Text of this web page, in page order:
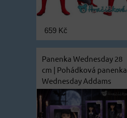
659 Kč
Panenka Wednesday 28
cm | Pohádková panenka
Wednesday Addams